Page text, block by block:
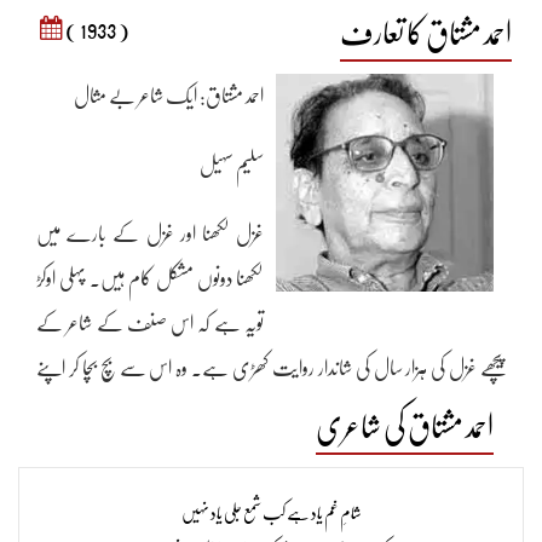
احمد مشتاق کا تعارف ( 1933 )
احمد مشتاق: ایک شاعر بے مثال
سلیم سہیل
غزل لکھنا اور غزل کے بارے میں
لکھنا دونوں مشکل کام ہیں۔ پہلی اوکڑ
تویہ ہے کہ اس صنف کے شاعر کے
پیچھے غزل کی ہزار سال کی شاندار روایت کھڑی ہے۔ وہ اس سے بچ بچا کر اپنے
لیے اظہار کا سلیقہ کیسے نکال سکتا ہے۔ دو ہی راستے اس کے لیے بچتے ہیں۔ یا
تو روایت میں اظہار و بیاں کے سلیقوں کی جگالی کرلے یا پھر اپنے لیے نیا راستہ
اختیار کرلے جو بہرحال خطرات سے پر ہوتا ہے۔ نامقبولیت اس راستے میں
احمد مشتاق کی شاعری
شامِ غم یاد ہے کب شمع جلی یاد نہیں